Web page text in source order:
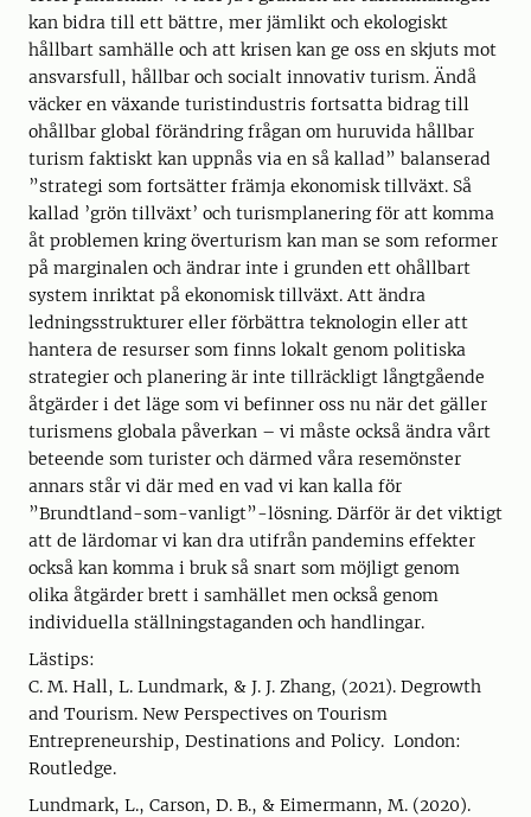
kan bidra till ett bättre, mer jämlikt och ekologiskt
hållbart samhälle och att krisen kan ge oss en skjuts mot
ansvarsfull, hållbar och socialt innovativ turism. Ändå
väcker en växande turistindustris fortsatta bidrag till
ohållbar global förändring frågan om huruvida hållbar
turism faktiskt kan uppnås via en så kallad” balanserad
”strategi som fortsätter främja ekonomisk tillväxt. Så
kallad ’grön tillväxt’ och turismplanering för att komma
åt problemen kring överturism kan man se som reformer
på marginalen och ändrar inte i grunden ett ohållbart
system inriktat på ekonomisk tillväxt. Att ändra
ledningsstrukturer eller förbättra teknologin eller att
hantera de resurser som finns lokalt genom politiska
strategier och planering är inte tillräckligt långtgående
åtgärder i det läge som vi befinner oss nu när det gäller
turismens globala påverkan – vi måste också ändra vårt
beteende som turister och därmed våra resemönster
annars står vi där med en vad vi kan kalla för
”Brundtland-som-vanligt”-lösning. Därför är det viktigt
att de lärdomar vi kan dra utifrån pandemins effekter
också kan komma i bruk så snart som möjligt genom
olika åtgärder brett i samhället men också genom
individuella ställningstaganden och handlingar.
Lästips:
C. M. Hall, L. Lundmark, & J. J. Zhang, (2021). Degrowth
and Tourism. New Perspectives on Tourism
Entrepreneurship, Destinations and Policy. London:
Routledge.
Lundmark, L., Carson, D. B., & Eimermann, M. (2020).